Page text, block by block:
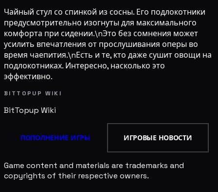
Чайный стул со спинкой из сосны. Его подлокотники
предусмотрительно изогнуты для максимального
комфорта при сидении.\nЭто без сомнения может
усилить впечатления от прослушивания оперы во
время чаепития.\nЕсть и те, кто даже сушит овощи на
подлокотниках. Интересно, насколько это
эффективно.
BITTOPUP WIKI
BitTopup Wiki
ПОПОЛНЕНИЕ ИГРЫ ИГРОВЫЕ НОВОСТИ
Game content and materials are trademarks and
copyrights of their respective owners.